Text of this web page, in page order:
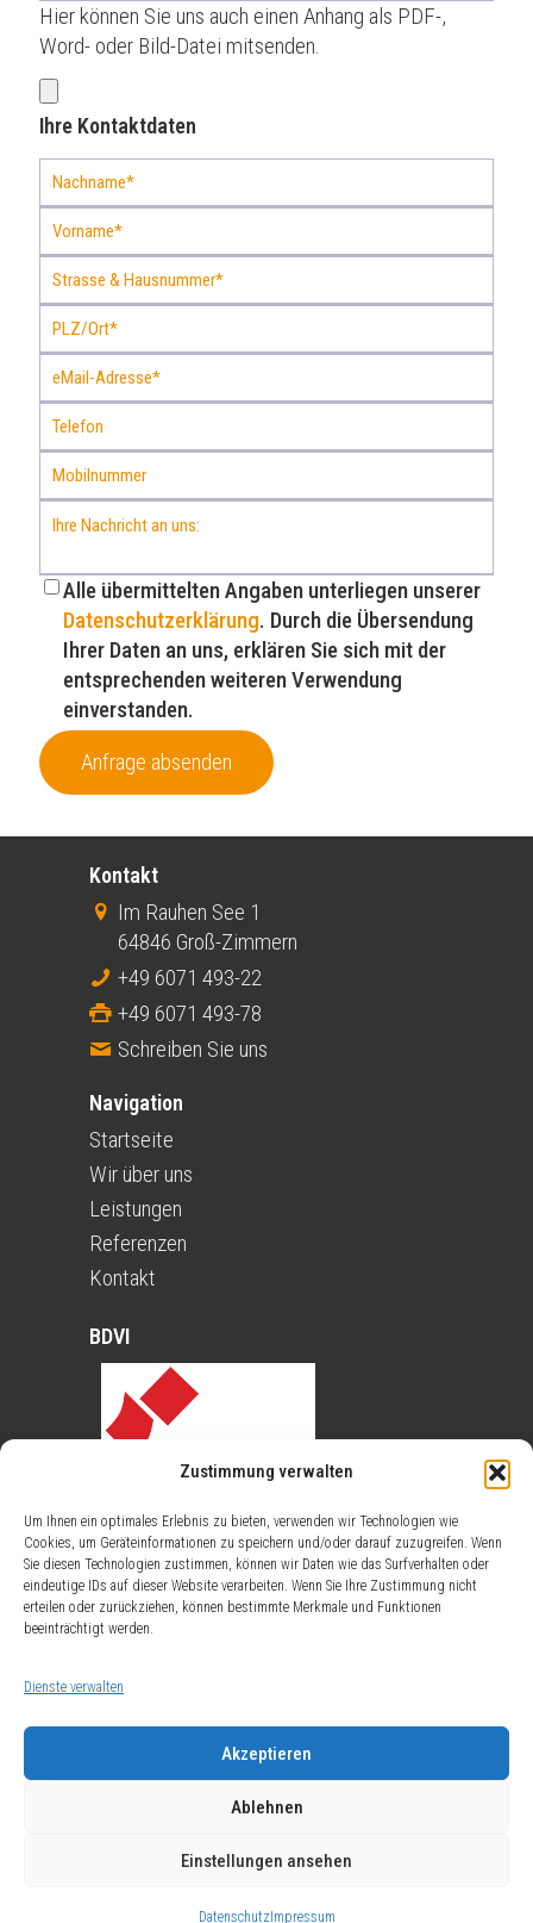
Zustimmung verwalten
Um Ihnen ein optimales Erlebnis zu bieten, verwenden wir Technologien wie
Cookies, um Geräteinformationen zu speichern und/oder darauf zuzugreifen. Wenn
Sie diesen Technologien zustimmen, können wir Daten wie das Surfverhalten oder
eindeutige IDs auf dieser Website verarbeiten. Wenn Sie Ihre Zustimmung nicht
erteilen oder zurückziehen, können bestimmte Merkmale und Funktionen
beeinträchtigt werden.
Dienste verwalten
Akzeptieren
Ablehnen
Einstellungen ansehen
DatenschutzImpressum
Hier können Sie uns auch einen Anhang als PDF-,
Word- oder Bild-Datei mitsenden.
Ihre Kontaktdaten
Alle übermittelten Angaben unterliegen unserer
Datenschutzerklärung. Durch die Übersendung
Ihrer Daten an uns, erklären Sie sich mit der
entsprechenden weiteren Verwendung
einverstanden.
Anfrage absenden
Kontakt
Im Rauhen See 1
64846 Groß-Zimmern
+49 6071 493-22
+49 6071 493-78
Schreiben Sie uns
Navigation
Startseite
Wir über uns
Leistungen
Referenzen
Kontakt
BDVI
Öffentlich bestellt durch das Ministerium
für Wirtschaft, Energie, Verkehr, Wohnen
Informationen finden Sie unter dem Link
BDVI
Impressum Datenschutz